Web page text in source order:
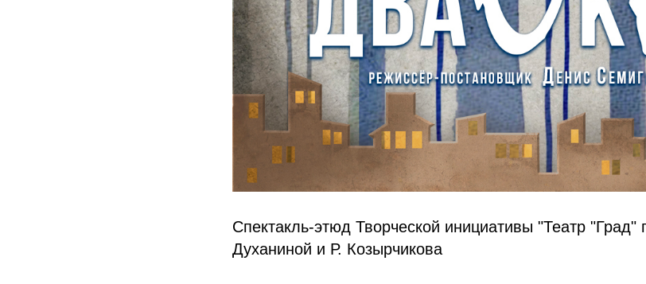
Спектакль-этюд Творческой инициативы "Театр
Духаниной и Р. Козырчикова